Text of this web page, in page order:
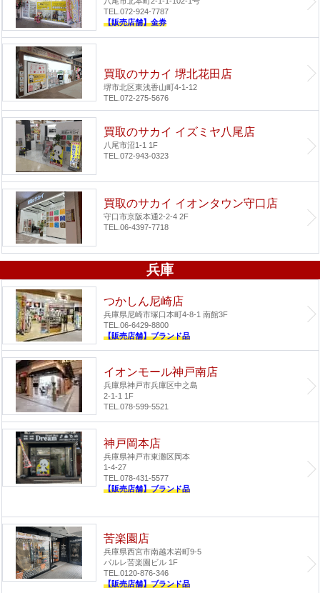
TEL.072-924-7787
【販売店舗】金券
買取のサカイ 堺北花田店
堺市北区東浅香山町4-1-12
TEL.072-275-5676
買取のサカイ イズミヤ八尾店
八尾市沼1-1 1F
TEL.072-943-0323
買取のサカイ イオンタウン守口店
守口市京阪本通2-2-4 2F
TEL.06-4397-7718
兵庫
つかしん尼崎店
兵庫県尼崎市塚口本町4-8-1 南館3F
TEL.06-6429-8800
【販売店舗】ブランド品
イオンモール神戸南店
兵庫県神戸市兵庫区中之島
2-1-1 1F
TEL.078-599-5521
神戸岡本店
兵庫県神戸市東灘区岡本
1-4-27
TEL.078-431-5577
【販売店舗】ブランド品
苦楽園店
兵庫県西宮市南越木岩町9-5
パルレ苦楽園ビル 1F
TEL.0120-876-346
【販売店舗】ブランド品